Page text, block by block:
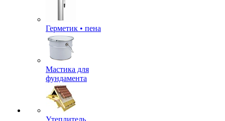
Герметик • пена
Мастика для
фундамента
Утеплитель